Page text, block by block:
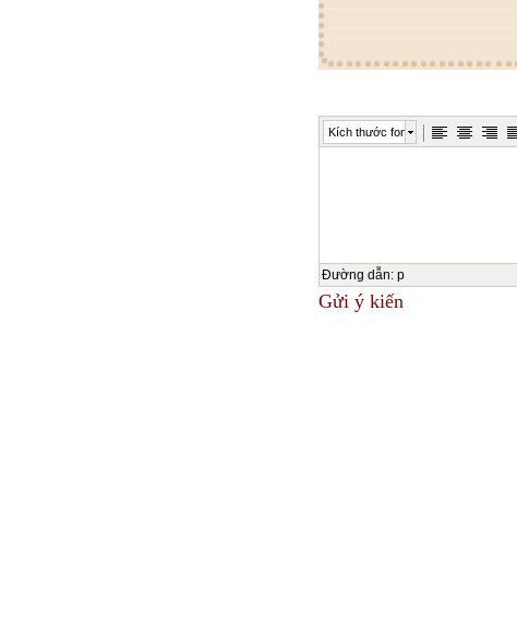
Kích thước font
Đường dẫn: p
Gửi ý kiến